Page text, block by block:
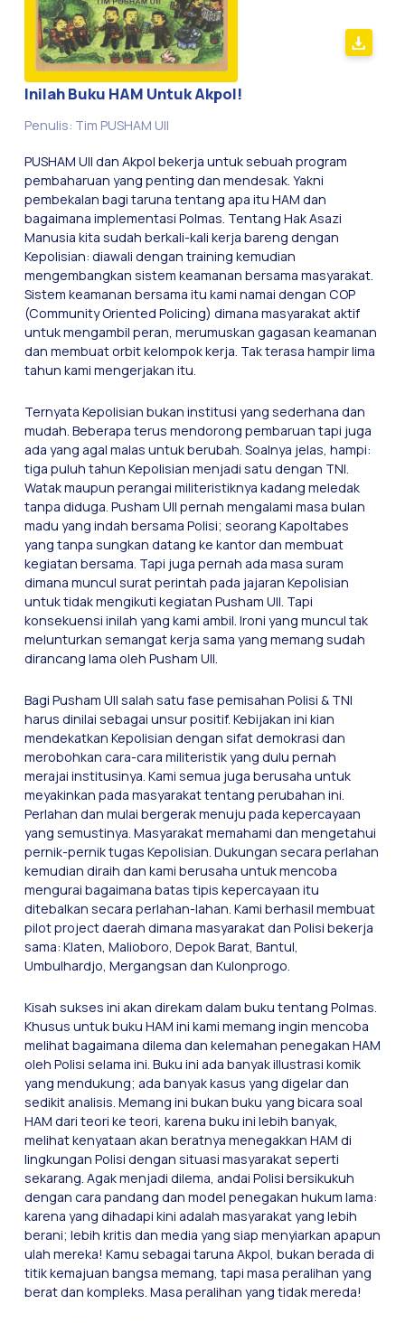
Inilah Buku HAM Untuk Akpol!
Penulis: Tim PUSHAM UII
PUSHAM UII dan Akpol bekerja untuk sebuah program
pembaharuan yang penting dan mendesak. Yakni
pembekalan bagi taruna tentang apa itu HAM dan
bagaimana implementasi Polmas. Tentang Hak Asazi
Manusia kita sudah berkali-kali kerja bareng dengan
Kepolisian: diawali dengan training kemudian
mengembangkan sistem keamanan bersama masyarakat.
Sistem keamanan bersama itu kami namai dengan COP
(Community Oriented Policing) dimana masyarakat aktif
untuk mengambil peran, merumuskan gagasan keamanan
dan membuat orbit kelompok kerja. Tak terasa hampir lima
tahun kami mengerjakan itu.
Ternyata Kepolisian bukan institusi yang sederhana dan
mudah. Beberapa terus mendorong pembaruan tapi juga
ada yang agal malas untuk berubah. Soalnya jelas, hampi:
tiga puluh tahun Kepolisian menjadi satu dengan TNI.
Watak maupun perangai militeristiknya kadang meledak
tanpa diduga. Pusham UII pernah mengalami masa bulan
madu yang indah bersama Polisi; seorang Kapoltabes
yang tanpa sungkan datang ke kantor dan membuat
kegiatan bersama. Tapi juga pernah ada masa suram
dimana muncul surat perintah pada jajaran Kepolisian
untuk tidak mengikuti kegiatan Pusham UII. Tapi
konsekuensi inilah yang kami ambil. Ironi yang muncul tak
melunturkan semangat kerja sama yang memang sudah
dirancang lama oleh Pusham UII.
Bagi Pusham UIl salah satu fase pemisahan Polisi & TNI
harus dinilai sebagai unsur positif. Kebijakan ini kian
mendekatkan Kepolisian dengan sifat demokrasi dan
merobohkan cara-cara militeristik yang dulu pernah
merajai institusinya. Kami semua juga berusaha untuk
meyakinkan pada masyarakat tentang perubahan ini.
Perlahan dan mulai bergerak menuju pada kepercayaan
yang semustinya. Masyarakat memahami dan mengetahui
pernik-pernik tugas Kepolisian. Dukungan secara perlahan
kemudian diraih dan kami berusaha untuk mencoba
mengurai bagaimana batas tipis kepercayaan itu
ditebalkan secara perlahan-lahan. Kami berhasil membuat
pilot project daerah dimana masyarakat dan Polisi bekerja
sama: Klaten, Malioboro, Depok Barat, Bantul,
Umbulhardjo, Mergangsan dan Kulonprogo.
Kisah sukses ini akan direkam dalam buku tentang Polmas.
Khusus untuk buku HAM ini kami memang ingin mencoba
melihat bagaimana dilema dan kelemahan penegakan HAM
oleh Polisi selama ini. Buku ini ada banyak illustrasi komik
yang mendukung; ada banyak kasus yang digelar dan
sedikit analisis. Memang ini bukan buku yang bicara soal
HAM dari teori ke teori, karena buku ini lebih banyak,
melihat kenyataan akan beratnya menegakkan HAM di
lingkungan Polisi dengan situasi masyarakat seperti
sekarang. Agak menjadi dilema, andai Polisi bersikukuh
dengan cara pandang dan model penegakan hukum lama:
karena yang dihadapi kini adalah masyarakat yang lebih
berani; lebih kritis dan media yang siap menyiarkan apapun
ulah mereka! Kamu sebagai taruna Akpol, bukan berada di
titik kemajuan bangsa memang, tapi masa peralihan yang
berat dan kompleks. Masa peralihan yang tidak mereda!